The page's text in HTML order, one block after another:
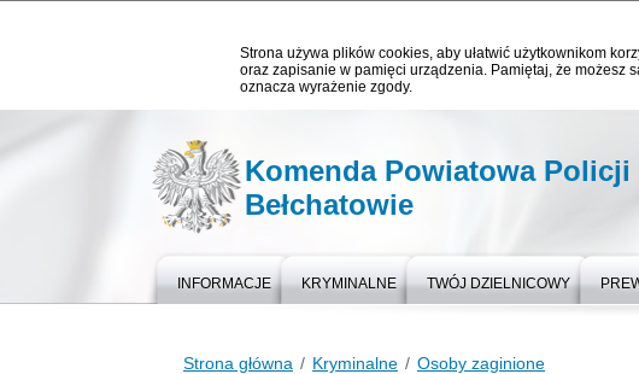
Strona używa plików cookies, aby ułatwić użytkownikom
oraz zapisanie w pamięci urządzenia. Pamiętaj, że możesz
oznacza wyrażenie zgody.
Komenda Powiatowa Policji
Bełchatowie
INFORMACJE KRYMINALNE TWÓJ DZIELNICOWY
Strona główna Kryminalne Osoby zaginione